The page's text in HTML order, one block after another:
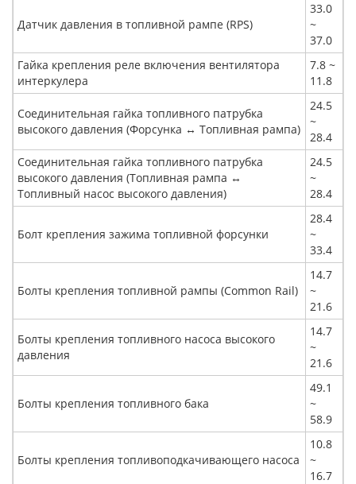
Датчик давления в топливной рампе (RPS)
33.0
~
37.0
Гайка крепления реле включения вентилятора
интеркулера
7.8 ~
11.8
Соединительная гайка топливного патрубка
высокого давления (Форсунка ↔ Топливная рампа)
24.5
~
28.4
Соединительная гайка топливного патрубка
высокого давления (Топливная рампа ↔
Топливный насос высокого давления)
24.5
~
28.4
Болт крепления зажима топливной форсунки
28.4
~
33.4
Болты крепления топливной рампы (Common Rail)
14.7
~
21.6
Болты крепления топливного насоса высокого
давления
14.7
~
21.6
Болты крепления топливного бака
49.1
~
58.9
Болты крепления топливоподкачивающего насоса
10.8
~
16.7